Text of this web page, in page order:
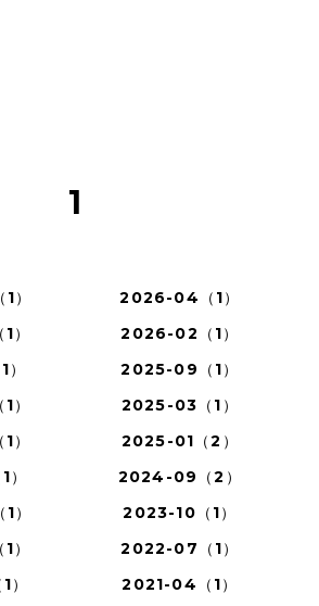
1
）
2026-04（1）
）
2026-02（1）
2025-09（1）
）
2025-03（1）
）
2025-01（2）
2024-09（2）
）
2023-10（1）
）
2022-07（1）
2021-04（1）